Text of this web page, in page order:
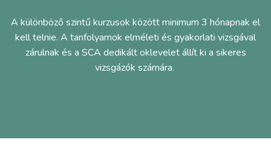
A különböző szintű kurzusok között minimum 3 hónapnak el
kell telnie. A tanfolyamok elméleti és gyakorlati vizsgával
zárulnak és a SCA dedikált oklevelet állít ki a sikeres
vizsgázók számára.